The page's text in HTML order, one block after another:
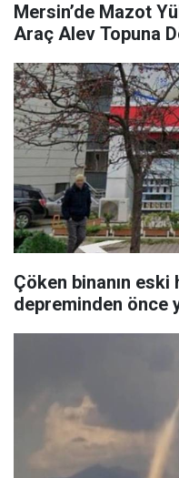
Mersin’de Mazot
Araç Alev Topuna
Çöken binanın eski
depreminden önce